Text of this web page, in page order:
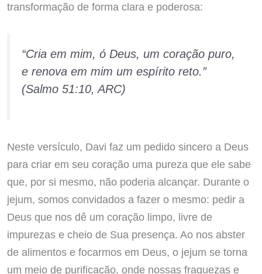
transformação de forma clara e poderosa:
“Cria em mim, ó Deus, um coração puro,
e renova em mim um espírito reto.”
(Salmo 51:10, ARC)
Neste versículo, Davi faz um pedido sincero a Deus
para criar em seu coração uma pureza que ele sabe
que, por si mesmo, não poderia alcançar. Durante o
jejum, somos convidados a fazer o mesmo: pedir a
Deus que nos dê um coração limpo, livre de
impurezas e cheio de Sua presença. Ao nos abster
de alimentos e focarmos em Deus, o jejum se torna
um meio de purificação, onde nossas fraquezas e